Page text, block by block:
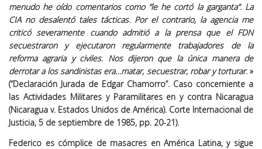
menudo he oído comentarios como “le he cortó la garganta”. La
CIA no desalentó tales tácticas. Por el contrario, la agencia me
criticó severamente cuando admitió a la prensa que el FDN
secuestraron y ejecutaron regularmente trabajadores de la
reforma agraria y civiles. Nos dijeron que la única manera de
derrotar a los sandinistas era…matar, secuestrar, robar y torturar. »
(“Declaración Jurada de Edgar Chamorro”. Caso concerniente a
las Actividades Militares y Paramilitares en y contra Nicaragua
(Nicaragua v. Estados Unidos de América). Corte Internacional de
Justicia, 5 de septiembre de 1985, pp. 20-21).
Federico es cómplice de masacres en América Latina, y sigue